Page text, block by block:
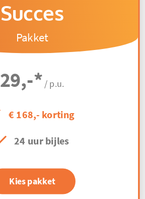
Succes
Pakket
29,-* / p.u.
€ 168,- korting
24 uur bijles
Kies pakket